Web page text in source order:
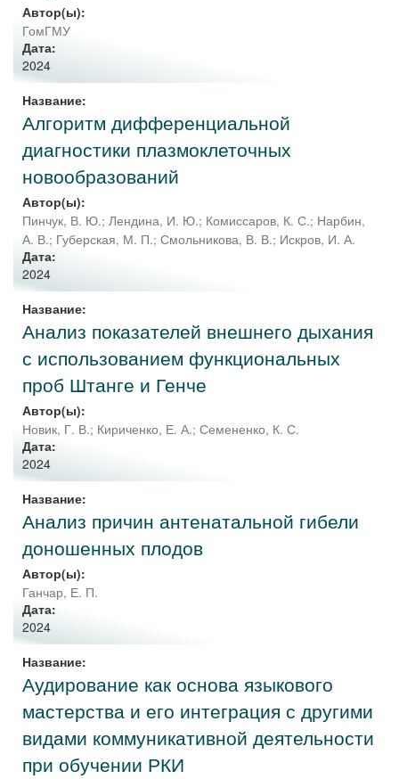
Автор(ы):
ГомГМУ
Дата:
2024
Название:
Алгоритм дифференциальной
диагностики плазмоклеточных
новообразований
Автор(ы):
Пинчук, В. Ю.; Лендина, И. Ю.; Комиссаров, К. С.; Нарбин,
А. В.; Губерская, М. П.; Смольникова, В. В.; Искров, И. А.
Дата:
2024
Название:
Анализ показателей внешнего дыхания
с использованием функциональных
проб Штанге и Генче
Автор(ы):
Новик, Г. В.; Кириченко, Е. А.; Семененко, К. С.
Дата:
2024
Название:
Анализ причин антенатальной гибели
доношенных плодов
Автор(ы):
Ганчар, Е. П.
Дата:
2024
Название:
Аудирование как основа языкового
мастерства и его интеграция с другими
видами коммуникативной деятельности
при обучении РКИ